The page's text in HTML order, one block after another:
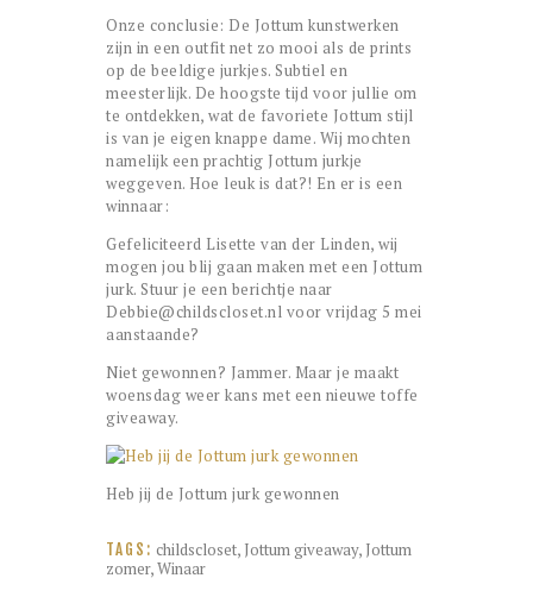
Onze conclusie: De Jottum kunstwerken
zijn in een outfit net zo mooi als de prints
op de beeldige jurkjes. Subtiel en
meesterlijk. De hoogste tijd voor jullie om
te ontdekken, wat de favoriete Jottum stijl
is van je eigen knappe dame. Wij mochten
namelijk een prachtig Jottum jurkje
weggeven. Hoe leuk is dat?! En er is een
winnaar:
Gefeliciteerd Lisette van der Linden, wij
mogen jou blij gaan maken met een Jottum
jurk. Stuur je een berichtje naar
Debbie@childscloset.nl voor vrijdag 5 mei
aanstaande?
Niet gewonnen? Jammer. Maar je maakt
woensdag weer kans met een nieuwe toffe
giveaway.
Heb jij de Jottum jurk gewonnen
TAGS: childscloset, Jottum giveaway, Jottum
zomer,Winaar